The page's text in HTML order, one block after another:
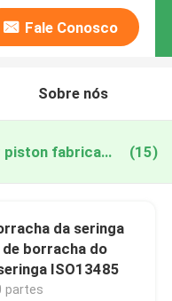
Fale Conosco
Sobre nós
disposable syringe rubber piston fabricação online (15)
da seringa
borracha do
ISO13485
partes